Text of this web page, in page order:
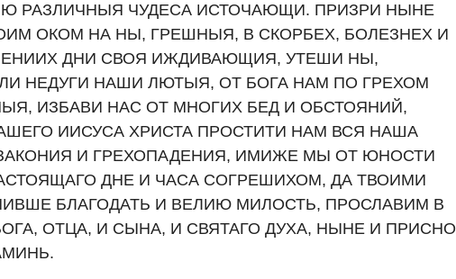
РАЗЛИЧНЫЯ ЧУДЕСА ИСТОЧАЮЩИ. ПРИЗРИ НЫНЕ
ОКОМ НА НЫ, ГРЕШНЫЯ, В СКОРБЕХ, БОЛЕЗНЕХ И
ДНИ СВОЯ ИЖДИВАЮЩИЯ, УТЕШИ НЫ,
НЕДУГИ НАШИ ЛЮТЫЯ, ОТ БОГА НАМ ПО ГРЕХОМ
ИЗБАВИ НАС ОТ МНОГИХ БЕД И ОБСТОЯНИЙ,
ИИСУСА ХРИСТА ПРОСТИТИ НАМ ВСЯ НАША
И ГРЕХОПАДЕНИЯ, ИМИЖЕ МЫ ОТ ЮНОСТИ
ДНЕ И ЧАСА СОГРЕШИХОМ, ДА ТВОИМИ
БЛАГОДАТЬ И ВЕЛИЮ МИЛОСТЬ, ПРОСЛАВИМ В
ОТЦА, И СЫНА, И СВЯТАГО ДУХА, НЫНЕ И ПРИСНО